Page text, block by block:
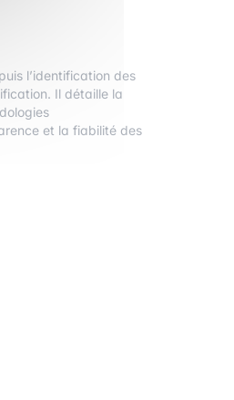
l’identification des
Il détaille la
et la fiabilité des